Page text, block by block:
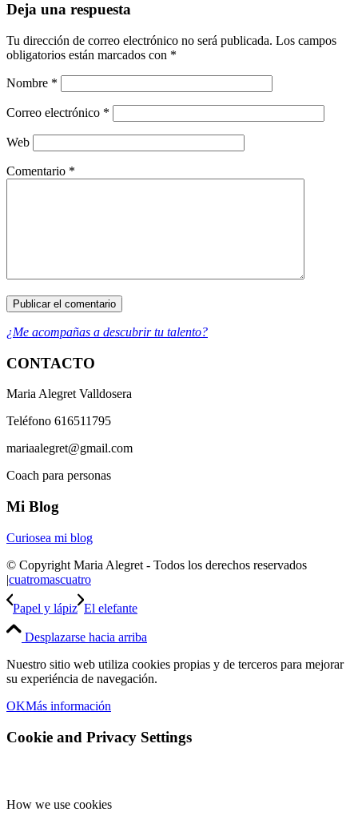
Deja una respuesta
Tu dirección de correo electrónico no será publicada. Los campos
obligatorios están marcados con *
Nombre *
Correo electrónico *
Web
Comentario *
¿Me acompañas a descubrir tu talento?
CONTACTO
Maria Alegret Valldosera
Teléfono 616511795
mariaalegret@gmail.com
Coach para personas
Mi Blog
Curiosea mi blog
© Copyright Maria Alegret - Todos los derechos reservados
|cuatromascuatro
Papel y lápiz El elefante
Desplazarse hacia arriba
Nuestro sitio web utiliza cookies propias y de terceros para mejorar
su experiéncia de navegación.
OKMás información
Cookie and Privacy Settings
How we use cookies